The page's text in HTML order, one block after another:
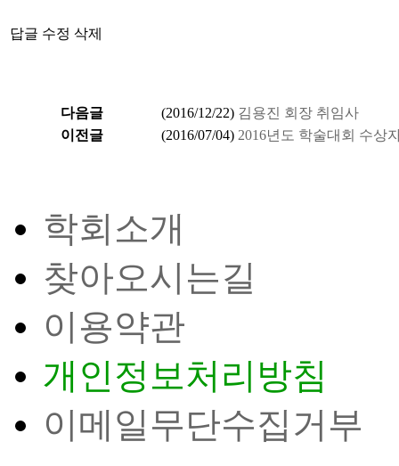
답글 수정 삭제
다음글 (2016/12/22) 김용진 회장 취임사
이전글
(2016/07/04) 2016년도 학술대회 수상
학회소개
찾아오시는길
이용약관
개인정보처리방침
이메일무단수집거부